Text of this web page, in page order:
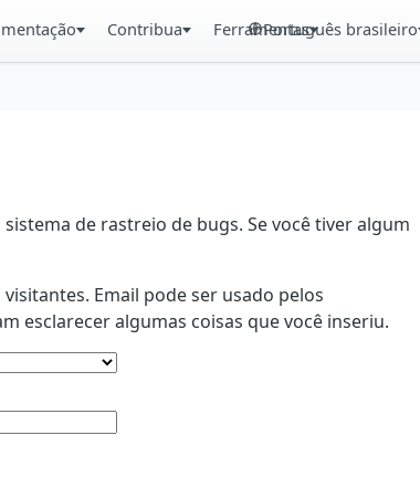
Contribua FerramentasPortuguês brasileiro
de rastreio de bugs. Se você tiver algum
Email pode ser usado pelos
esclarecer algumas coisas que você inseriu.